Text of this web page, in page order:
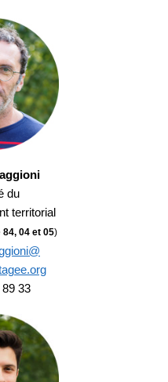
du
territorial
84, 04 et 05)
33